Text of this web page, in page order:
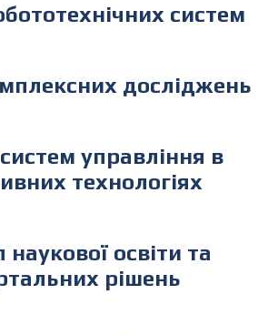
систем
досліджень
управління в
технологіях
наукової освіти та
рішень